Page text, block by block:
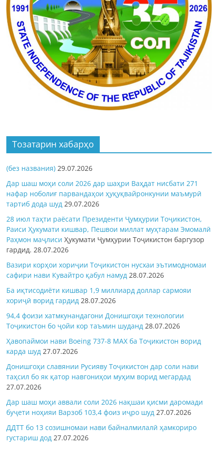
Тозатарин хабарҳо
(без названия) 29.07.2026
Дар шаш моҳи соли 2026 дар шаҳри Ваҳдат нисбати 271
нафар ноболиғ парвандаҳои ҳуқуқвайронкунии маъмурӣ
тартиб дода шуд 29.07.2026
28 июл таҳти раёсати Президенти Ҷумҳурии Тоҷикистон,
Раиси Ҳукумати кишвар, Пешвои миллат муҳтарам Эмомалӣ
Раҳмон маҷлисиҲукумати Ҷумҳурии Тоҷикистон баргузор
гардид.28.07.2026
Вазири корҳои хориҷии Тоҷикистон нусхаи эътимодномаи
сафири нави Кувайтро қабул намуд 28.07.2026
Ба иқтисодиёти кишвар 1,9 миллиард доллар сармояи
хориҷӣ ворид гардид 28.07.2026
94,4 фоизи хатмкунандагони Донишгоҳи технологии
Тоҷикистон бо ҷойи кор таъмин шуданд 28.07.2026
Ҳавопаймои нави Boeing 737-8 MAX ба Тоҷикистон ворид
карда шуд 27.07.2026
Донишгоҳи славянии Русияву Тоҷикистон дар соли нави
таҳсил бо як қатор навгониҳои муҳим ворид мегардад
27.07.2026
Дар шаш моҳи аввали соли 2026 нақшаи қисми даромади
буҷети ноҳияи Варзоб 103,4 фоиз иҷро шуд 27.07.2026
ДДТТ бо 13 созишномаи нави байналмилалӣ ҳамкориро
густариш дод 27.07.2026